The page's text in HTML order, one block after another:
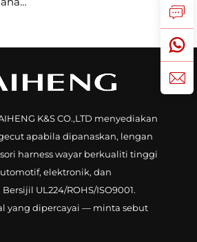
K&S CO.,LTD menyediakan
apabila dipanaskan, lengan
harness wayar berkualiti tinggi
elektronik, dan
UL224/ROHS/ISO9001.
yang dipercayai — minta sebut